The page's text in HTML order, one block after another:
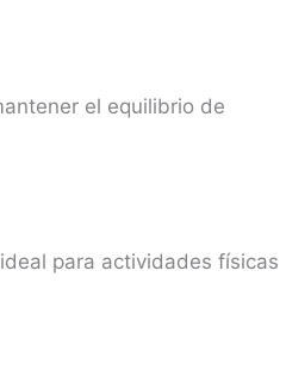
el equilibrio de
para actividades físicas